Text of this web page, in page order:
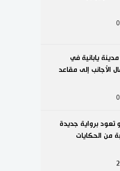
يابانية في
الأجانب إلى مقاعد
تعود برواية جديدة
من الحكايات